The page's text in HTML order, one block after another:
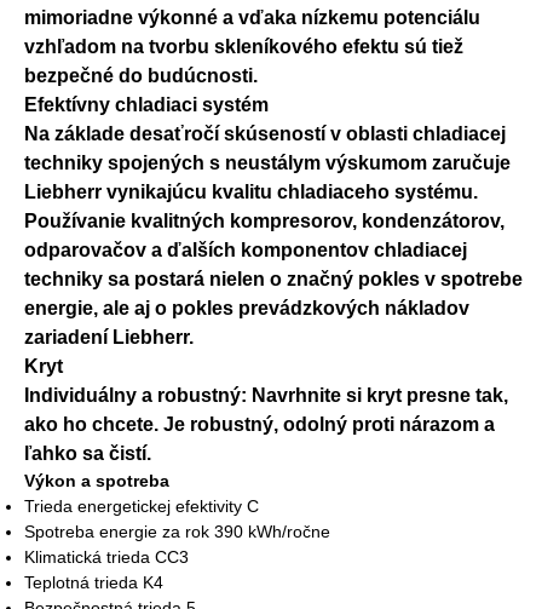
mimoriadne výkonné a vďaka nízkemu potenciálu
vzhľadom na tvorbu skleníkového efektu sú tiež
bezpečné do budúcnosti.
Efektívny chladiaci systém
Na základe desaťročí skúseností v oblasti chladiacej
techniky spojených s neustálym výskumom zaručuje
Liebherr vynikajúcu kvalitu chladiaceho systému.
Používanie kvalitných kompresorov, kondenzátorov,
odparovačov a ďalších komponentov chladiacej
techniky sa postará nielen o značný pokles v spotrebe
energie, ale aj o pokles prevádzkových nákladov
zariadení Liebherr.
Kryt
Individuálny a robustný: Navrhnite si kryt presne tak,
ako ho chcete. Je robustný, odolný proti nárazom a
ľahko sa čistí.
Výkon a spotreba
Trieda energetickej efektivity C
Spotreba energie za rok 390 kWh/ročne
Klimatická trieda CC3
Teplotná trieda K4